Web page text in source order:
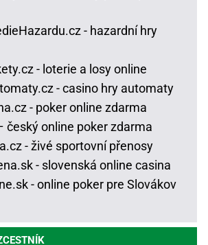
- hazardní hry
- loterie a losy online
- casino hry automaty
- poker online zdarma
český online poker zdarma
- živé sportovní přenosy
- slovenská online casina
- online poker pre Slovákov